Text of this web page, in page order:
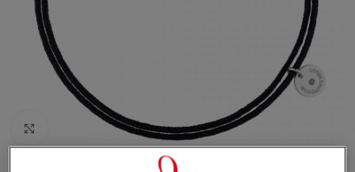
Click to enlarge